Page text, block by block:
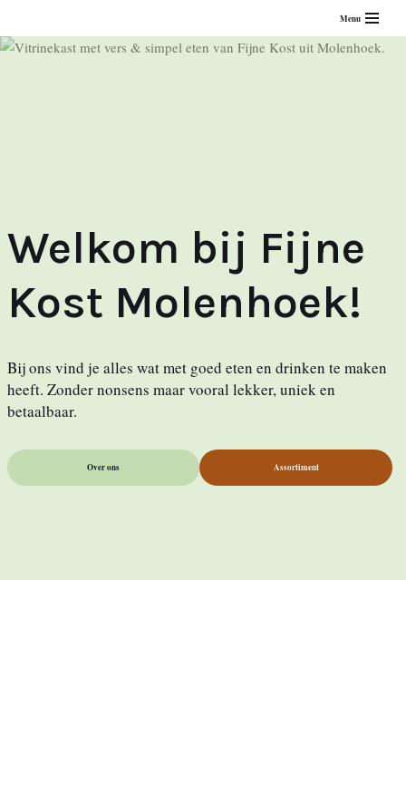
Meteen
Menu
Welkom bij Fijne
Kost Molenhoek!
Bij ons vind je alles wat met goed eten en drinken te maken
heeft. Zonder nonsens maar vooral lekker, uniek en
betaalbaar.
Over ons Assortiment